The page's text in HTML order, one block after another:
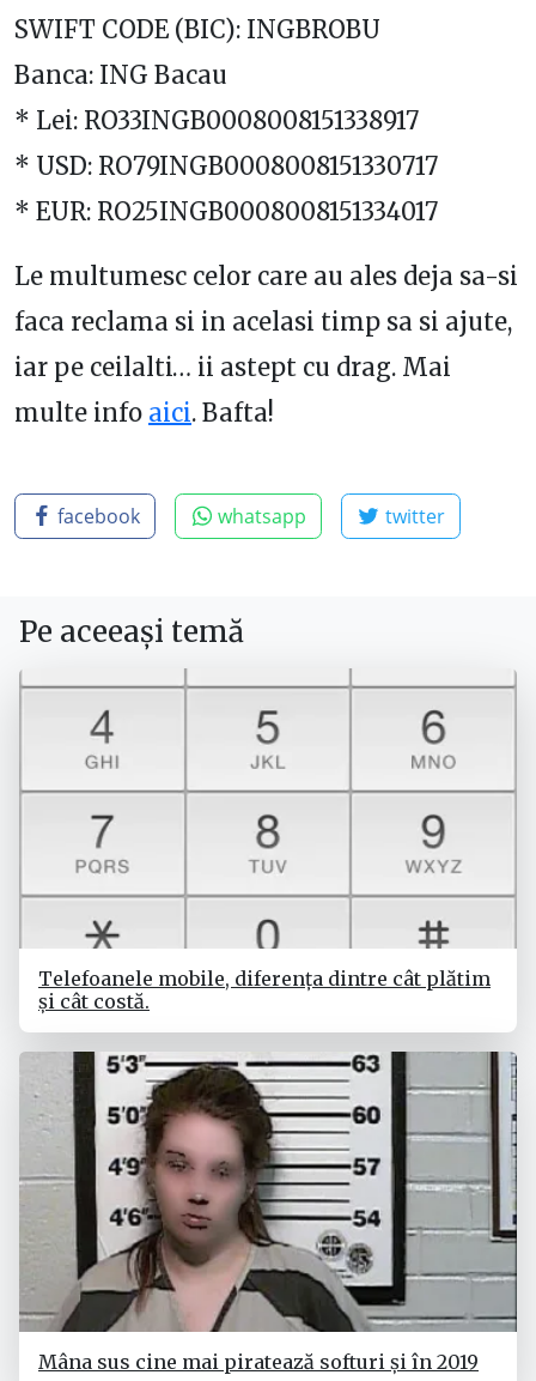
SWIFT CODE (BIC): INGBROBU
Banca: ING Bacau
* Lei: RO33INGB0008008151338917
* USD: RO79INGB0008008151330717
* EUR: RO25INGB0008008151334017
Le multumesc celor care au ales deja sa-si
faca reclama si in acelasi timp sa si ajute,
iar pe ceilalti… ii astept cu drag. Mai
multe info aici. Bafta!
facebook whatsapp twitter
Pe aceeași temă
Telefoanele mobile, diferența dintre cât plătim
și cât costă.
Mâna sus cine mai piratează softuri și în 2019